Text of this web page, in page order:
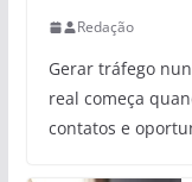
Redação
Gerar tráfego
real começa
contatos e